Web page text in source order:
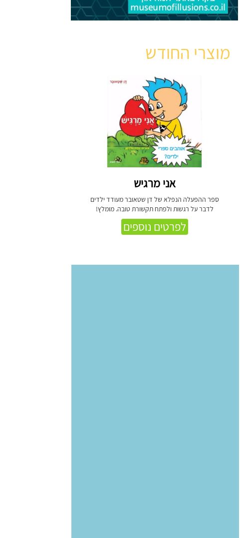
מוצרי החודש
אני מרגיש
ספר ההפעלה הנפלא של דן שטאובר מעודד ילדים
לדבר על רגשות ולפתח תקשורת טובה. מומלץ!
לפרטים נוספים